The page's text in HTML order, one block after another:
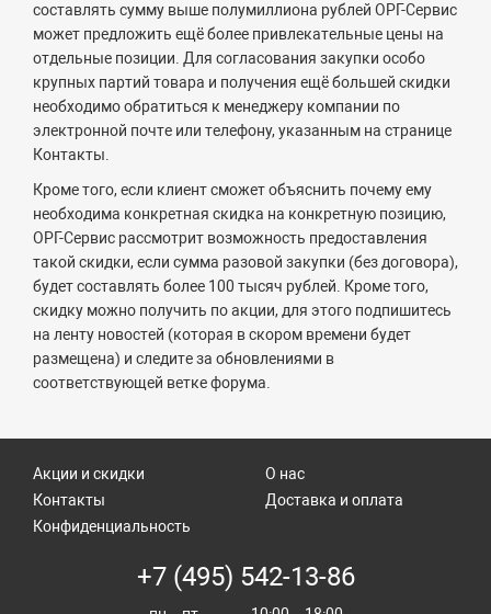
составлять сумму выше полумиллиона рублей ОРГ-Сервис
может предложить ещё более привлекательные цены на
отдельные позиции. Для согласования закупки особо
крупных партий товара и получения ещё большей скидки
необходимо обратиться к менеджеру компании по
электронной почте или телефону, указанным на странице
Контакты.
Кроме того, если клиент сможет объяснить почему ему
необходима конкретная скидка на конкретную позицию,
ОРГ-Сервис рассмотрит возможность предоставления
такой скидки, если сумма разовой закупки (без договора),
будет составлять более 100 тысяч рублей. Кроме того,
скидку можно получить по акции, для этого подпишитесь
на ленту новостей (которая в скором времени будет
размещена) и следите за обновлениями в
соответствующей ветке форума.
Акции и скидки
Контакты
О нас
Доставка и оплата
Конфиденциальность
+7 (495) 542-13-86